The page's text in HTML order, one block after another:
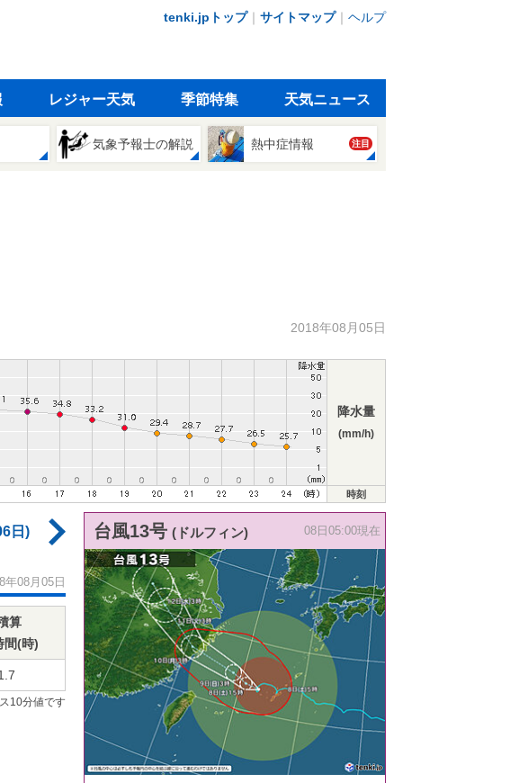
tenki.jpトップ｜ サイトマップ｜ ヘルプ
レジャー天気 季節特集 天気ニュース
気象予報士の解説 熱中症情報 注目
2018年08月05日
降水量
(mm/h)
時刻
日)
年08月05日
算
間(時)
10分値です
台風13号 (ドルフィン) 08日05:00現在